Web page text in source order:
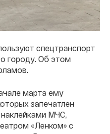
спецтранспорт
городу. Об этом
марта ему
запечатлен
МЧС,
«Ленком» с